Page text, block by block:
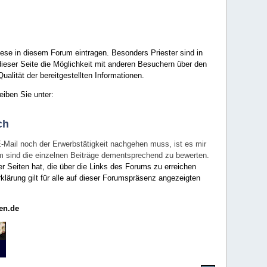
in diesem Forum eintragen. Besonders Priester sind in
Seite die Möglichkeit mit anderen Besuchern über den
der bereitgestellten Informationen.
Sie unter:
noch der Erwerbstätigkeit nachgehen muss, ist es mir
die einzelnen Beiträge dementsprechend zu bewerten.
Seiten hat, die über die Links des Forums zu erreichen
gilt für alle auf dieser Forumspräsenz angezeigten